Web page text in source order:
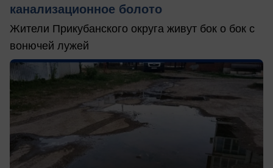
канализационное болото
Жители Прикубанского округа живут бок о бок с
вонючей лужей